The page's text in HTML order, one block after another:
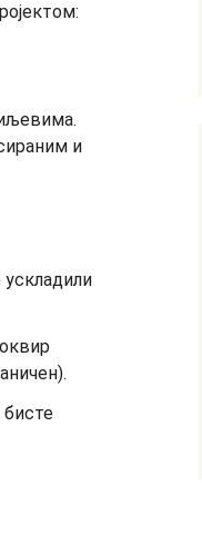
и
бисте